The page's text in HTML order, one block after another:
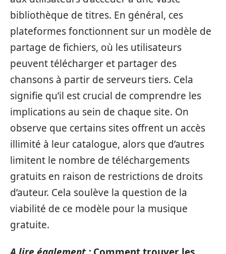
bibliothèque de titres. En général, ces
plateformes fonctionnent sur un modèle de
partage de fichiers, où les utilisateurs
peuvent télécharger et partager des
chansons à partir de serveurs tiers. Cela
signifie qu’il est crucial de comprendre les
implications au sein de chaque site. On
observe que certains sites offrent un accès
illimité à leur catalogue, alors que d’autres
limitent le nombre de téléchargements
gratuits en raison de restrictions de droits
d’auteur. Cela soulève la question de la
viabilité de ce modèle pour la musique
gratuite.